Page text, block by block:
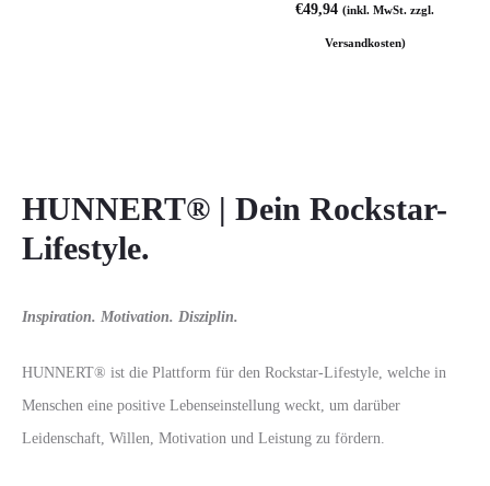
€49,94 (inkl. MwSt. zzgl.
Versandkosten)
HUNNERT® | Dein Rockstar-
Lifestyle.
Inspiration. Motivation. Disziplin.
HUNNERT® ist die Plattform für den Rockstar-Lifestyle, welche in
Menschen eine positive Lebenseinstellung weckt, um darüber
Leidenschaft, Willen, Motivation und Leistung zu fördern.